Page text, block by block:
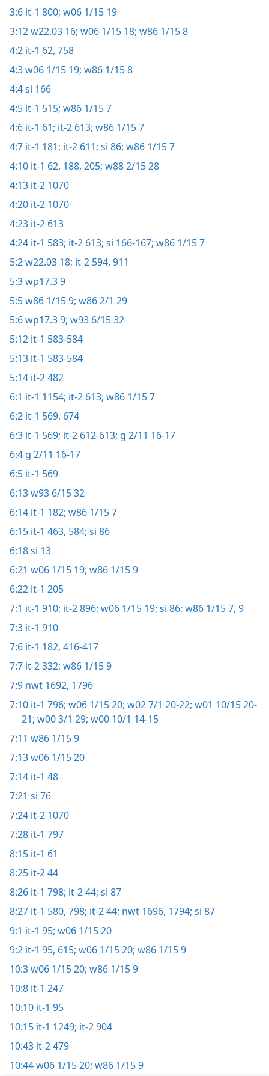
3:6 it-1 800; w06 1/15 19
3:12w22.03 16; w06 1/15 18; w86 1/15 8
4:2 it-1 62, 758
4:3w06 1/15 19; w86 1/15 8
4:4si 166
4:5 it-1 515; w86 1/15 7
4:6 it-1 61; it-2 613; w86 1/15 7
4:7 it-1 181; it-2 611; si 86; w86 1/15 7
4:10 it-1 62, 188, 205; w88 2/15 28
4:13 it-2 1070
4:20 it-2 1070
4:23 it-2 613
4:24 it-1 583; it-2 613; si 166-167; w86 1/15 7
5:2w22.03 18; it-2 594, 911
5:3wp17.3 9
5:5w86 1/15 9; w86 2/1 29
5:6wp17.3 9; w93 6/15 32
5:12 it-1 583-584
5:13 it-1 583-584
5:14 it-2 482
6:1 it-1 1154; it-2 613; w86 1/15 7
6:2 it-1 569, 674
6:3 it-1 569; it-2 612-613; g 2/11 16-17
6:4 g 2/11 16-17
6:5 it-1 569
6:13w93 6/15 32
6:14 it-1 182; w86 1/15 7
6:15 it-1 463, 584; si 86
6:18si 13
6:21 w06 1/15 19; w86 1/15 9
6:22 it-1 205
7:1 it-1 910; it-2 896; w06 1/15 19; si 86; w86 1/15 7, 9
7:3 it-1 910
7:6 it-1 182, 416-417
7:7 it-2 332; w86 1/15 9
7:9 nwt 1692, 1796
7:10 it-1 796; w06 1/15 20; w02 7/1 20-22; w01 10/15 20-
21; w00 3/1 29; w00 10/1 14-15
7:11 w86 1/15 9
7:13w06 1/15 20
7:14 it-1 48
7:21 si 76
7:24 it-2 1070
7:28 it-1 797
8:15 it-1 61
8:25 it-2 44
8:26 it-1 798; it-2 44; si 87
8:27 it-1 580, 798; it-2 44; nwt 1696, 1794; si 87
9:1 it-1 95; w06 1/15 20
9:2 it-1 95, 615; w06 1/15 20; w86 1/15 9
10:3w06 1/15 20; w86 1/15 9
10:8 it-1 247
10:10 it-1 95
10:15 it-1 1249; it-2 904
10:43 it-2 479
10:44w06 1/15 20; w86 1/15 9